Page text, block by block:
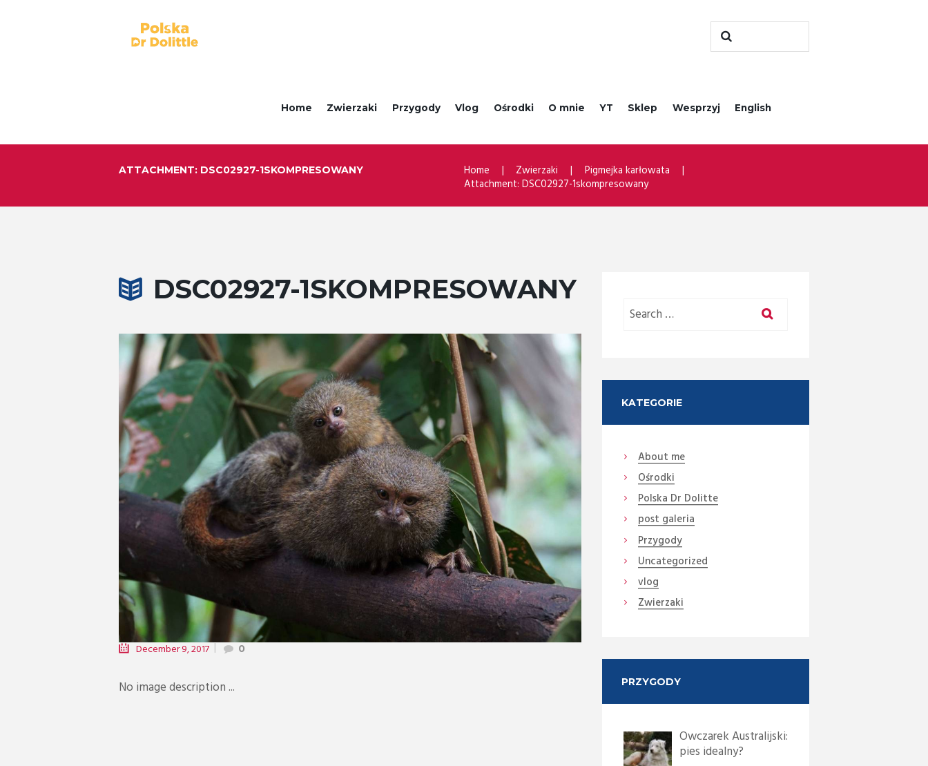
Home Zwierzaki Przygody Vlog Ośrodki O mnie YT Sklep Wesprzyj English
ATTACHMENT: DSC02927-1SKOMPRESOWANY Home Zwierzaki
Pigmejka karłowata
Attachment: DSC02927-1skompresowany
DSC02927-1SKOMPRESOWANY
December 9, 2017 0
No image description ...
KATEGORIE
About me
Ośrodki
Polska Dr Dolitte
post galeria
Przygody
Uncategorized
vlog
Zwierzaki
PRZYGODY
Owczarek Australijski:
pies idealny?